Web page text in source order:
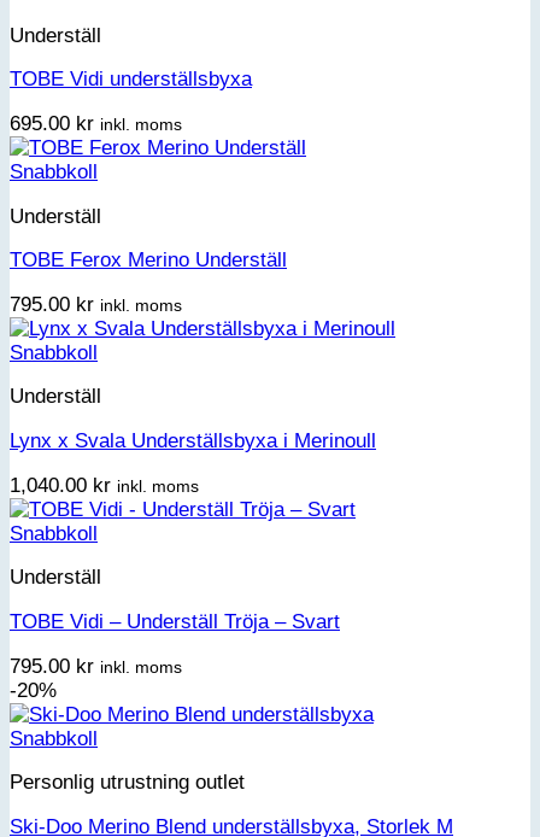
Underställ
TOBE Vidi underställsbyxa
695.00 kr inkl. moms
Snabbkoll
Underställ
TOBE Ferox Merino Underställ
795.00 kr inkl. moms
Snabbkoll
Underställ
Lynx x Svala Underställsbyxa i Merinoull
1,040.00 kr inkl. moms
Snabbkoll
Underställ
TOBE Vidi – Underställ Tröja – Svart
795.00 kr inkl. moms
-20%
Snabbkoll
Personlig utrustning outlet
Ski-Doo Merino Blend underställsbyxa, Storlek M